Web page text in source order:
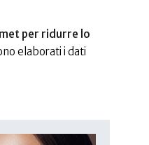
per ridurre lo
elaborati i dati